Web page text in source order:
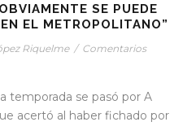
SE PUEDE
EL METROPOLITANO”
Riquelme / Comentarios
temporada se pasó por A
acertó al haber fichado por